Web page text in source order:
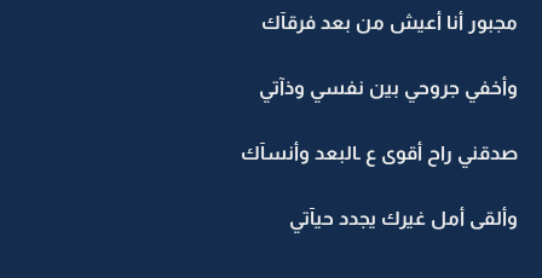
مجبور أنا أعيش من بعد فرقآك
وأخفي جروحي بين نفسي وذآتي
صدقني راح أقوى ع ـالبعد وأنسآك
وألقى أمل غيرك يجدد حيآتي